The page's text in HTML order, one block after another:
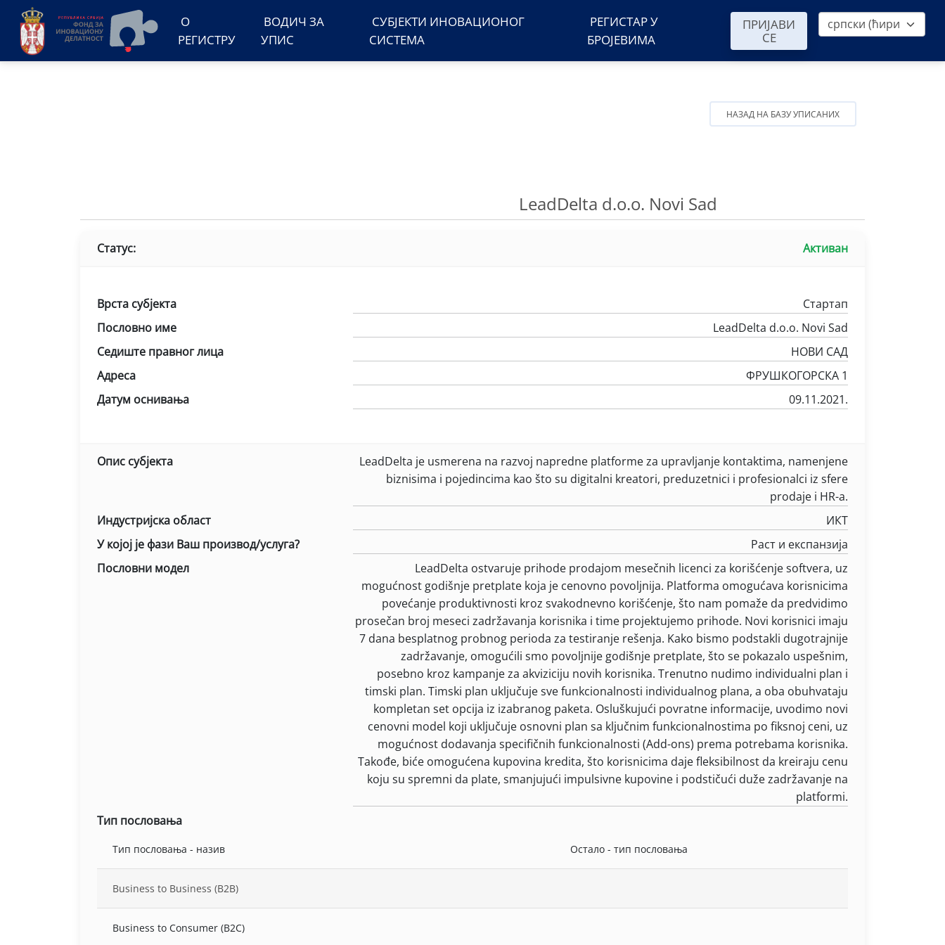
О
РЕГИСТРУ
ВОДИЧ ЗА
УПИС
СУБЈЕКТИ ИНОВАЦИОНОГ
СИСТЕМА
РЕГИСТАР У
БРОЈЕВИМА
ПРИЈАВИ
СЕ
НАЗАД НА БАЗУ УПИСАНИХ
LeadDelta d.o.o. Novi Sad
Статус: Активан
Врста субјекта
Стартап
Пословно име
LeadDelta d.o.o. Novi Sad
Седиште правног лица
НОВИ САД
Адреса
ФРУШКОГОРСКА 1
Датум оснивања
09.11.2021.
Опис субјекта
LeadDelta je usmerena na razvoj napredne platforme za upravljanje kontaktima, namenjene
biznisima i pojedincima kao što su digitalni kreatori, preduzetnici i profesionalci iz sfere
prodaje i HR-a.
Индустријска област
ИКТ
У којој је фази Ваш производ/услуга?
Раст и експанзија
Пословни модел
LeadDelta ostvaruje prihode prodajom mesečnih licenci za korišćenje softvera, uz
mogućnost godišnje pretplate koja je cenovno povoljnija. Platforma omogućava korisnicima
povećanje produktivnosti kroz svakodnevno korišćenje, što nam pomaže da predvidimo
prosečan broj meseci zadržavanja korisnika i time projektujemo prihode. Novi korisnici imaju
7 dana besplatnog probnog perioda za testiranje rešenja. Kako bismo podstakli dugotrajnije
zadržavanje, omogućili smo povoljnije godišnje pretplate, što se pokazalo uspešnim,
posebno kroz kampanje za akviziciju novih korisnika. Trenutno nudimo individualni plan i
timski plan. Timski plan uključuje sve funkcionalnosti individualnog plana, a oba obuhvataju
kompletan set opcija iz izabranog paketa. Osluškujući povratne informacije, uvodimo novi
cenovni model koji uključuje osnovni plan sa ključnim funkcionalnostima po fiksnoj ceni, uz
mogućnost dodavanja specifičnih funkcionalnosti (Add-ons) prema potrebama korisnika.
Takođe, biće omogućena kupovina kredita, što korisnicima daje fleksibilnost da kreiraju cenu
koju su spremni da plate, smanjujući impulsivne kupovine i podstičući duže zadržavanje na
platformi.
Тип пословања
Тип пословања - назив Остало - тип пословања
Business to Business (B2B)
Business to Consumer (B2C)